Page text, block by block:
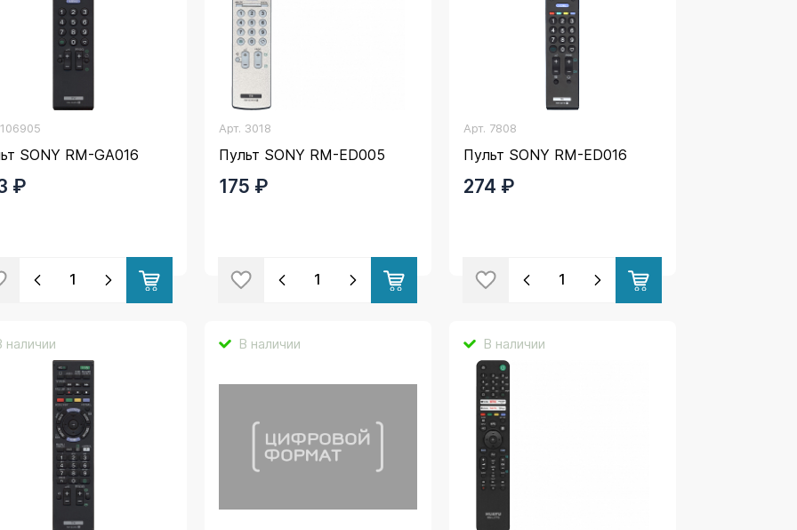
106905
SONY RM-GA016
₽
Арт. 3018
Пульт SONY RM-ED005
175 ₽
Арт. 7808
Пульт SONY RM-ED016
274 ₽
наличии В наличии В наличии